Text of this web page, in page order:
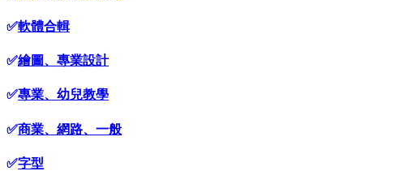
✅軟體合輯
✅繪圖、專業設計
✅專業、幼兒教學
✅商業、網路、一般
✅字型